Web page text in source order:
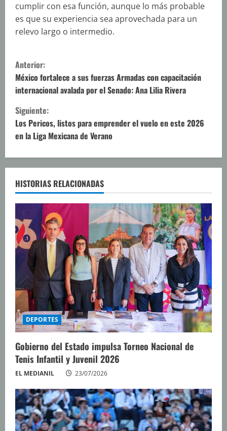
cumplir con esa función, aunque lo más probable
es que su experiencia sea aprovechada para un
relevo largo o intermedio.
S
i
g
u
e
l
e
y
e
n
o
Anterior:
México fortalece a sus fuerzas Armadas con capacitación
internacional avalada por el Senado: Ana Lilia Rivera
Siguiente:
Los Pericos, listos para emprender el vuelo en este 2026
en la Liga Mexicana de Verano
HISTORIAS RELACIONADAS
DEPORTES
Gobierno del Estado impulsa Torneo Nacional de
Tenis Infantil y Juvenil 2026
EL MEDIANIL 23/07/2026